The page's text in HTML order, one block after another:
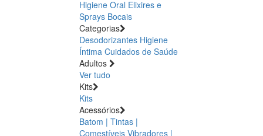
Higiene Oral Elixires e
Sprays Bocais
Categorias
Desodorizantes Higiene
Íntima Cuidados de Saúde
Adultos
Ver tudo
Kits
Kits
Acessórios
Batom | Tintas |
Comestíveis Vibradores |